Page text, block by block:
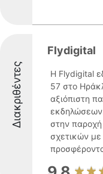
Διακριθέντες
Flydigital
Η Flydigital
57 στο
αξιόπιστη
εκδηλώσεων.
στην
σχετικών με